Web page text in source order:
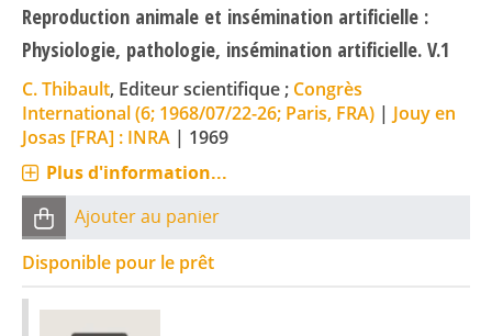
Reproduction animale et insémination artificielle :
Physiologie, pathologie, insémination artificielle. V.1
C. Thibault, Editeur scientifique ; Congrès
International (6; 1968/07/22-26; Paris, FRA) | Jouy en
Josas [FRA] : INRA | 1969
Plus d'information...
Ajouter au panier
Disponible pour le prêt